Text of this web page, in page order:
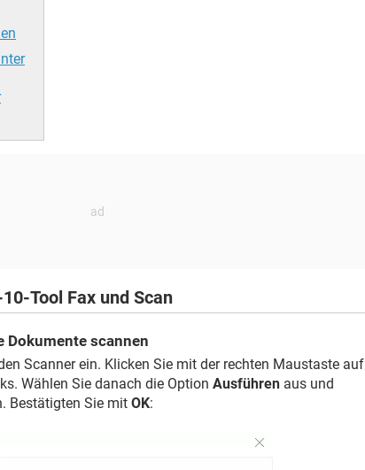
Tool Fax und Scan
scannen
Scanner ein. Klicken Sie mit der rechten Maustaste auf
Wählen Sie danach die Option Ausführen aus und
Bestätigten Sie mit OK: